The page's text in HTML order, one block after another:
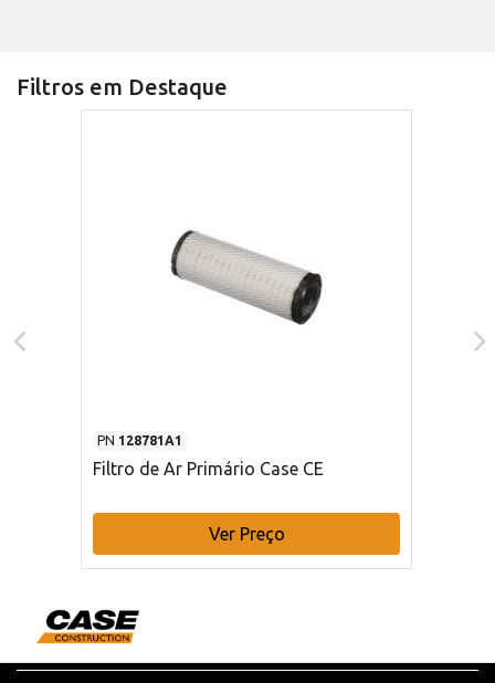
Filtros em Destaque
PN 128781A1
Filtro de Ar Primário Case CE
Ver Preço